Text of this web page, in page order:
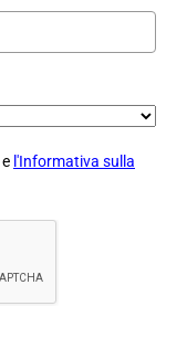
e l'Informativa sulla